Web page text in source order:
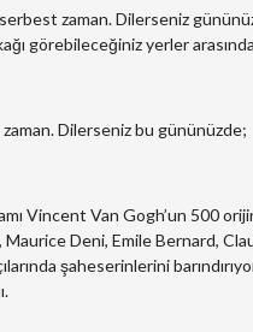
zaman. Dilerseniz
görebileceğiniz yerler
zaman. Dilerseniz bu gününüzde;
Vincent Van Gogh’un 500
Deni, Emile Bernard,
şaheserinlerini